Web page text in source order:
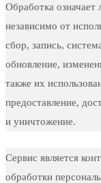
Обработка
независимо от
сбор, запись,
обновление,
также их
предоставление,
и уничтожение.
Сервис является
обработки